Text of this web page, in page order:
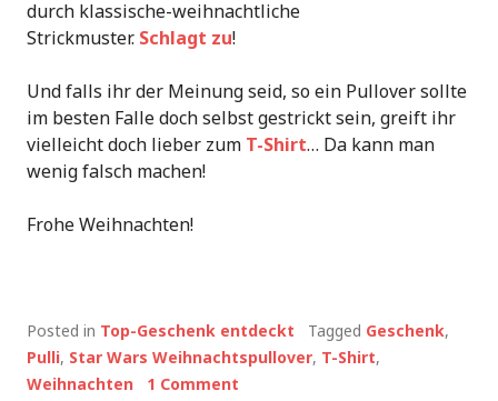
durch klassische-weihnachtliche
Strickmuster. Schlagt zu!
Und falls ihr der Meinung seid, so ein Pullover sollte
im besten Falle doch selbst gestrickt sein, greift ihr
vielleicht doch lieber zum T-Shirt… Da kann man
wenig falsch machen!
Frohe Weihnachten!
Posted in Top-Geschenk entdeckt Tagged Geschenk,
Pulli, Star Wars Weihnachtspullover, T-Shirt,
Weihnachten
1 Comment